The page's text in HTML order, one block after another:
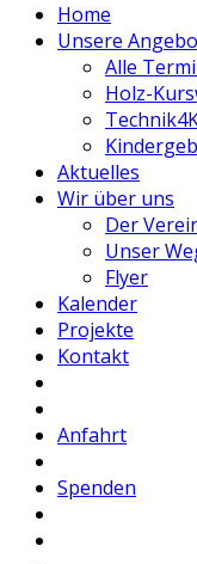
Home
Unsere
Alle
Holz-
Aktuelles
Wir über uns
Der
Unser
Flyer
Kalender
Projekte
Kontakt
Anfahrt
Spenden